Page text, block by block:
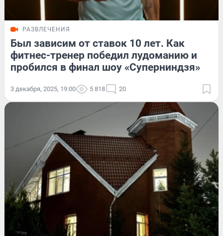
РАЗВЛЕЧЕНИЯ
Был зависим от ставок 10 лет. Как
фитнес-тренер победил лудоманию и
пробился в финал шоу «Суперниндзя»
3 декабря, 2025, 19:00 5 818 20